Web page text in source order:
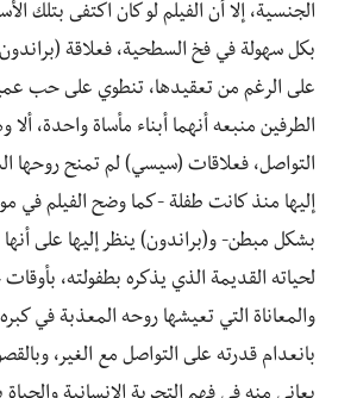
الجنسية، إلا أن الفيلم لو كان اكتفى بتلك
بكل سهولة في فخ السطحية، فعلاقة
على الرغم من تعقيدها، تنطوي على حب
الطرفين منبعه أنهما أبناء مأساة واحدة،
التواصل، فعلاقات (سيسي) لم تمنح روحها
إليها منذ كانت طفلة -كما وضح الفيلم في
بشكل مبطن- و(براندون) ينظر إليها على
لحياته القديمة الذي يذكره بطفولته،
والمعاناة التي تعيشها روحه المعذبة في
بانعدام قدرته على التواصل مع الغير،